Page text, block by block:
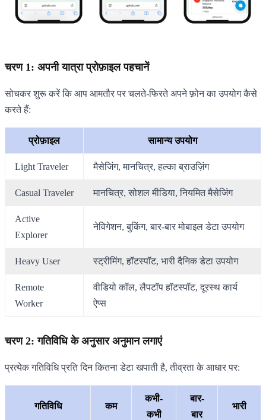
चरण 1: अपनी यात्रा प्रोफ़ाइल पहचानें
सोचकर शुरू करें कि आप आमतौर पर चलते-फिरते अपने फ़ोन का उपयोग कैसे
करते हैं:
प्रोफ़ाइल सामान्य उपयोग
Light Traveler मैसेजिंग, मानचित्र, हल्का ब्राउज़िंग
Casual Traveler मानचित्र, सोशल मीडिया, नियमित मैसेजिंग
Active
Explorer
नेविगेशन, बुकिंग, बार-बार मोबाइल डेटा उपयोग
Heavy User स्ट्रीमिंग, हॉटस्पॉट, भारी दैनिक डेटा उपयोग
Remote
Worker
वीडियो कॉल, लैपटॉप हॉटस्पॉट, दूरस्थ कार्य
ऐप्स
चरण 2: गतिविधि के अनुसार अनुमान लगाएं
प्रत्येक गतिविधि प्रति दिन कितना डेटा खपाती है, तीव्रता के आधार पर:
गतिविधि कम
कभी-
कभी
बार-
बार
भारी